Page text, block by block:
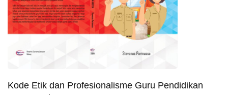
Kode Etik dan Profesionalisme Guru Pendidikan